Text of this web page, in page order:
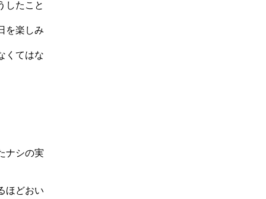
したこと
を楽しみ
くてはな
ナシの実
ほどおい